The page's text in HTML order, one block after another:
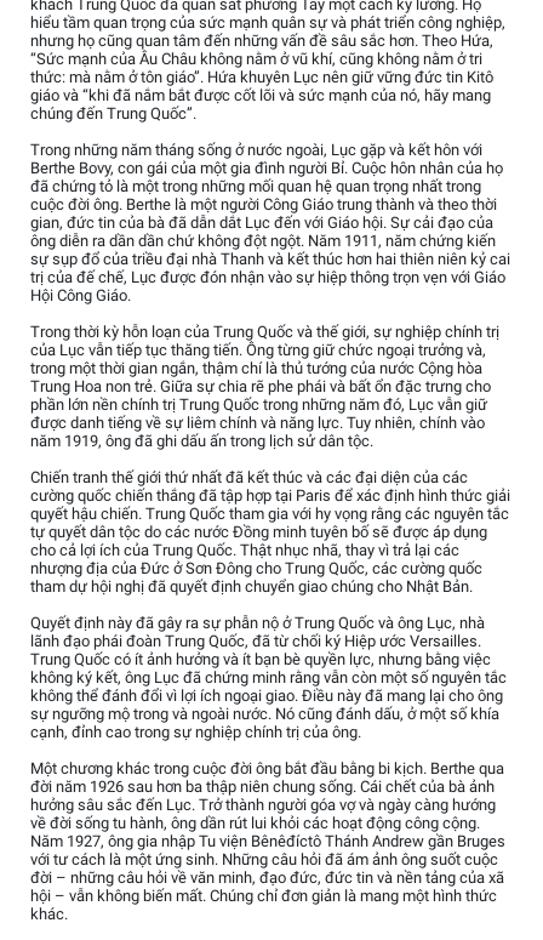
khách Trung Quốc đã quan sát phương Tây một cách kỹ lưỡng. Họ
hiểu tầm quan trọng của sức mạnh quân sự và phát triển công nghiệp,
nhưng họ cũng quan tâm đến những vấn đề sâu sắc hơn. Theo Hứa,
“Sức mạnh của Âu Châu không nằm ở vũ khí, cũng không nằm ở tri
thức: mà nằm ở tôn giáo”. Hứa khuyên Lục nên giữ vững đức tin Kitô
giáo và “khi đã nắm bắt được cốt lõi và sức mạnh của nó, hãy mang
chúng đến Trung Quốc”.
Trong những năm tháng sống ở nước ngoài, Lục gặp và kết hôn với
Berthe Bovy, con gái của một gia đình người Bỉ. Cuộc hôn nhân của họ
đã chứng tỏ là một trong những mối quan hệ quan trọng nhất trong
cuộc đời ông. Berthe là một người Công Giáo trung thành và theo thời
gian, đức tin của bà đã dẫn dắt Lục đến với Giáo hội. Sự cải đạo của
ông diễn ra dần dần chứ không đột ngột. Năm 1911, năm chứng kiến
sự sụp đổ của triều đại nhà Thanh và kết thúc hơn hai thiên niên kỷ cai
trị của đế chế, Lục được đón nhận vào sự hiệp thông trọn vẹn với Giáo
Hội Công Giáo.
Trong thời kỳ hỗn loạn của Trung Quốc và thế giới, sự nghiệp chính trị
của Lục vẫn tiếp tục thăng tiến. Ông từng giữ chức ngoại trưởng và,
trong một thời gian ngắn, thậm chí là thủ tướng của nước Cộng hòa
Trung Hoa non trẻ. Giữa sự chia rẽ phe phái và bất ổn đặc trưng cho
phần lớn nền chính trị Trung Quốc trong những năm đó, Lục vẫn giữ
được danh tiếng về sự liêm chính và năng lực. Tuy nhiên, chính vào
năm 1919, ông đã ghi dấu ấn trong lịch sử dân tộc.
Chiến tranh thế giới thứ nhất đã kết thúc và các đại diện của các
cường quốc chiến thắng đã tập hợp tại Paris để xác định hình thức giải
quyết hậu chiến. Trung Quốc tham gia với hy vọng rằng các nguyên tắc
tự quyết dân tộc do các nước Đồng minh tuyên bố sẽ được áp dụng
cho cả lợi ích của Trung Quốc. Thật nhục nhã, thay vì trả lại các
nhượng địa của Đức ở Sơn Đông cho Trung Quốc, các cường quốc
tham dự hội nghị đã quyết định chuyển giao chúng cho Nhật Bản.
Quyết định này đã gây ra sự phẫn nộ ở Trung Quốc và ông Lục, nhà
lãnh đạo phái đoàn Trung Quốc, đã từ chối ký Hiệp ước Versailles.
Trung Quốc có ít ảnh hưởng và ít bạn bè quyền lực, nhưng bằng việc
không ký kết, ông Lục đã chứng minh rằng vẫn còn một số nguyên tắc
không thể đánh đổi vì lợi ích ngoại giao. Điều này đã mang lại cho ông
sự ngưỡng mộ trong và ngoài nước. Nó cũng đánh dấu, ở một số khía
cạnh, đỉnh cao trong sự nghiệp chính trị của ông.
Một chương khác trong cuộc đời ông bắt đầu bằng bi kịch. Berthe qua
đời năm 1926 sau hơn ba thập niên chung sống. Cái chết của bà ảnh
hưởng sâu sắc đến Lục. Trở thành người góa vợ và ngày càng hướng
về đời sống tu hành, ông dần rút lui khỏi các hoạt động công cộng.
Năm 1927, ông gia nhập Tu viện Bênêđíctô Thánh Andrew gần Bruges
với tư cách là một ứng sinh. Những câu hỏi đã ám ảnh ông suốt cuộc
đời – những câu hỏi về văn minh, đạo đức, đức tin và nền tảng của xã
hội – vẫn không biến mất. Chúng chỉ đơn giản là mang một hình thức
khác.